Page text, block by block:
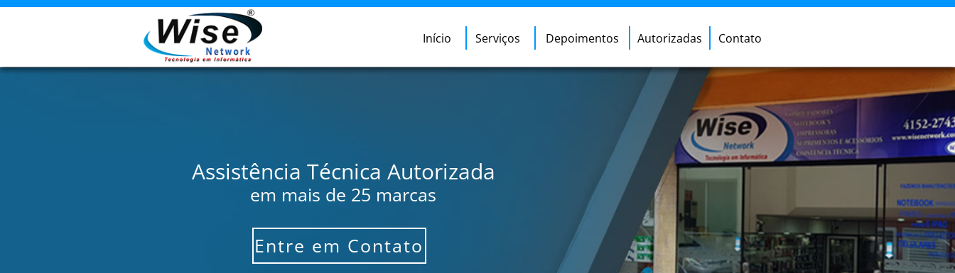
Início Contato
Serviços Depoimentos Autorizadas
Assistência Técnica Autorizada
em mais de 25 marcas
Entre em Contato